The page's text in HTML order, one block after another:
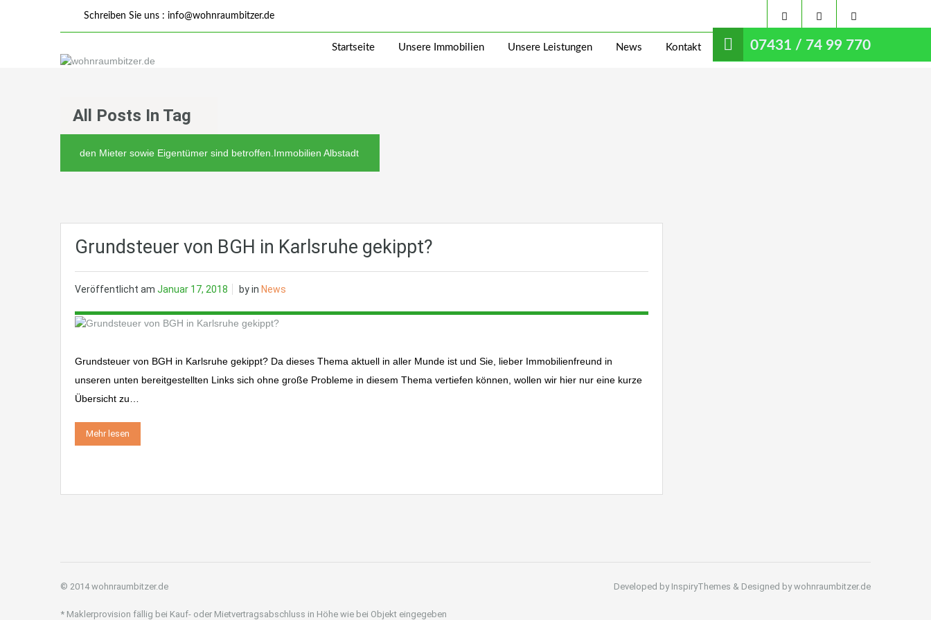
Schreiben Sie uns : info@wohnraumbitzer.de
07431 / 74 99 770
Startseite Unsere Immobilien Unsere Leistungen News Kontakt
All Posts In Tag
den Mieter sowie Eigentümer sind betroffen.Immobilien Albstadt
Grundsteuer von BGH in Karlsruhe gekippt?
Veröffentlicht am Januar 17, 2018 byin News
Grundsteuer von BGH in Karlsruhe gekippt? Da dieses Thema aktuell in aller Munde ist und Sie, lieber Immobilienfreund in
unseren unten bereitgestellten Links sich ohne große Probleme in diesem Thema vertiefen können, wollen wir hier nur eine kurze
Übersicht zu…
Mehr lesen
© 2014 wohnraumbitzer.de
* Maklerprovision fällig bei Kauf- oder Mietvertragsabschluss in Höhe wie bei Objekt eingegeben
Developed by InspiryThemes & Designed by wohnraumbitzer.de